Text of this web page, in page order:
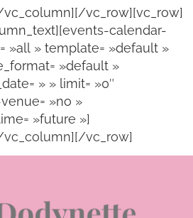
vc_row][vc_row]
calendar-
»all » template= »default »
»default »
» » limit= »0″
»no »
»future »]
vc_row]